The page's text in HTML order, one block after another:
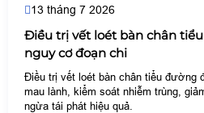
13 tháng 7 2026
Điều trị vết loét bàn chân
nguy cơ đoạn chi
Điều trị vết loét bàn chân tiểu đường
mau lành, kiểm soát nhiễm trùng,
ngừa tái phát hiệu quả.